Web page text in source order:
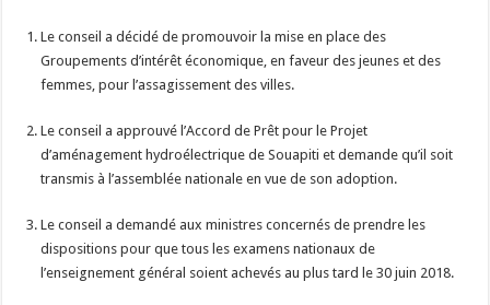
Le conseil a décidé de promouvoir la mise en place des
Groupements d’intérêt économique, en faveur des jeunes et des
femmes, pour l’assagissement des villes.
Le conseil a approuvé l’Accord de Prêt pour le Projet
d’aménagement hydroélectrique de Souapiti et demande qu’il soit
transmis à l’assemblée nationale en vue de son adoption.
Le conseil a demandé aux ministres concernés de prendre les
dispositions pour que tous les examens nationaux de
l’enseignement général soient achevés au plus tard le 30 juin 2018.